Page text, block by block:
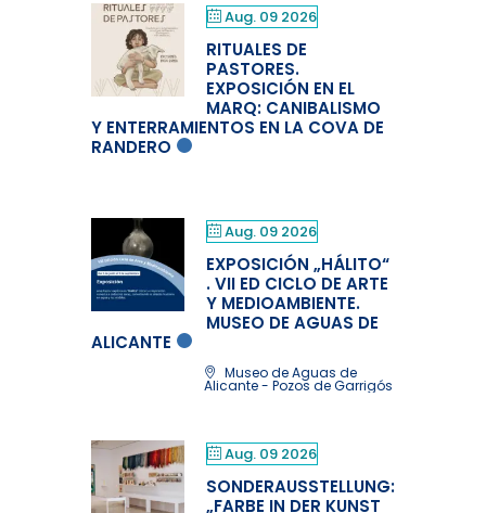
Aug. 09 2026
RITUALES DE
PASTORES.
EXPOSICIÓN EN EL
MARQ: CANIBALISMO
Y ENTERRAMIENTOS EN LA COVA DE
RANDERO
Aug. 09 2026
EXPOSICIÓN „HÁLITO“
. VII ED CICLO DE ARTE
Y MEDIOAMBIENTE.
MUSEO DE AGUAS DE
ALICANTE
Museo de Aguas de
Alicante - Pozos de Garrigós
Aug. 09 2026
SONDERAUSSTELLUNG:
„FARBE IN DER KUNST